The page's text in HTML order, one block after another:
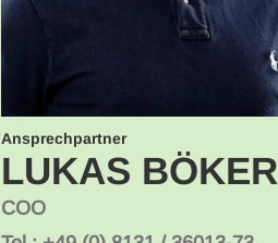
Ansprechpartner
LUKAS BÖKER
COO